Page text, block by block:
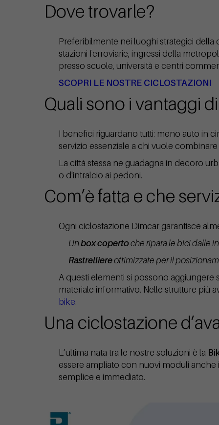
Dove trovarle?
Preferibilmente nei luoghi strategici
stazioni ferroviarie, ingressi della
presso scuole, università e centri
SCOPRI LE NOSTRE CICLOSTAZIONI
Quali sono i vantaggi
I benefici riguardano tutti: meno auto in
servizio essenziale a chi vuole
La città stessa ne guadagna in decoro
o d'intralcio ai pedoni.
Com’è fatta e che
Ogni ciclostazione Dimcar garantisce
Unbox copertoche ripara le bici dalle
Rastrelliereottimizzate per il
A questi elementi si possono
materiale informativo. Nelle strutture più
bike.
Una ciclostazione
L’ultima nata tra le nostre soluzioni è la
essere ampliato con nuovi moduli
semplice e immediato.